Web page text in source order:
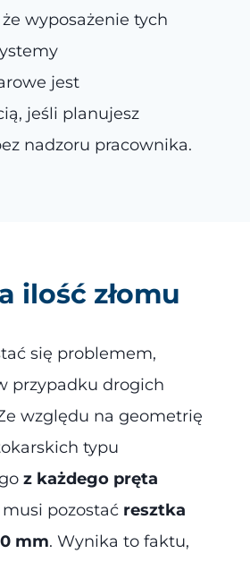
wyposażenie tych
jest
jeśli planujesz
nadzoru pracownika.
ilość złomu
się problemem,
przypadku drogich
względu na geometrię
typu
z każdego pręta
pozostaćresztka
mm. Wynika to faktu,